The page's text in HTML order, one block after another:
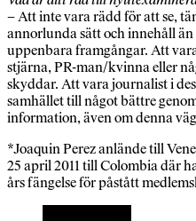
– Att inte vara rädd för att se,
annorlunda sätt och innehåll
uppenbara framgångar. Att
stjärna, PR-man/kvinna eller
skyddar. Att vara journalist i
samhället till något bättre
information, även om denna
*Joaquin Perez anlände till
25 april 2011 till Colombia där
års fängelse för påstått